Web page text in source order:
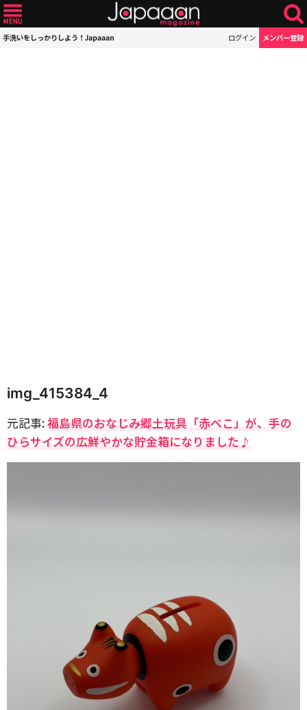
手洗いをしっかりしよう！Japaaan ログイン メンバー登録
img_415384_4
元記事:福島県のおなじみ郷土玩具「赤べこ」が、手の
ひらサイズの広鮮やかな貯金箱になりました♪